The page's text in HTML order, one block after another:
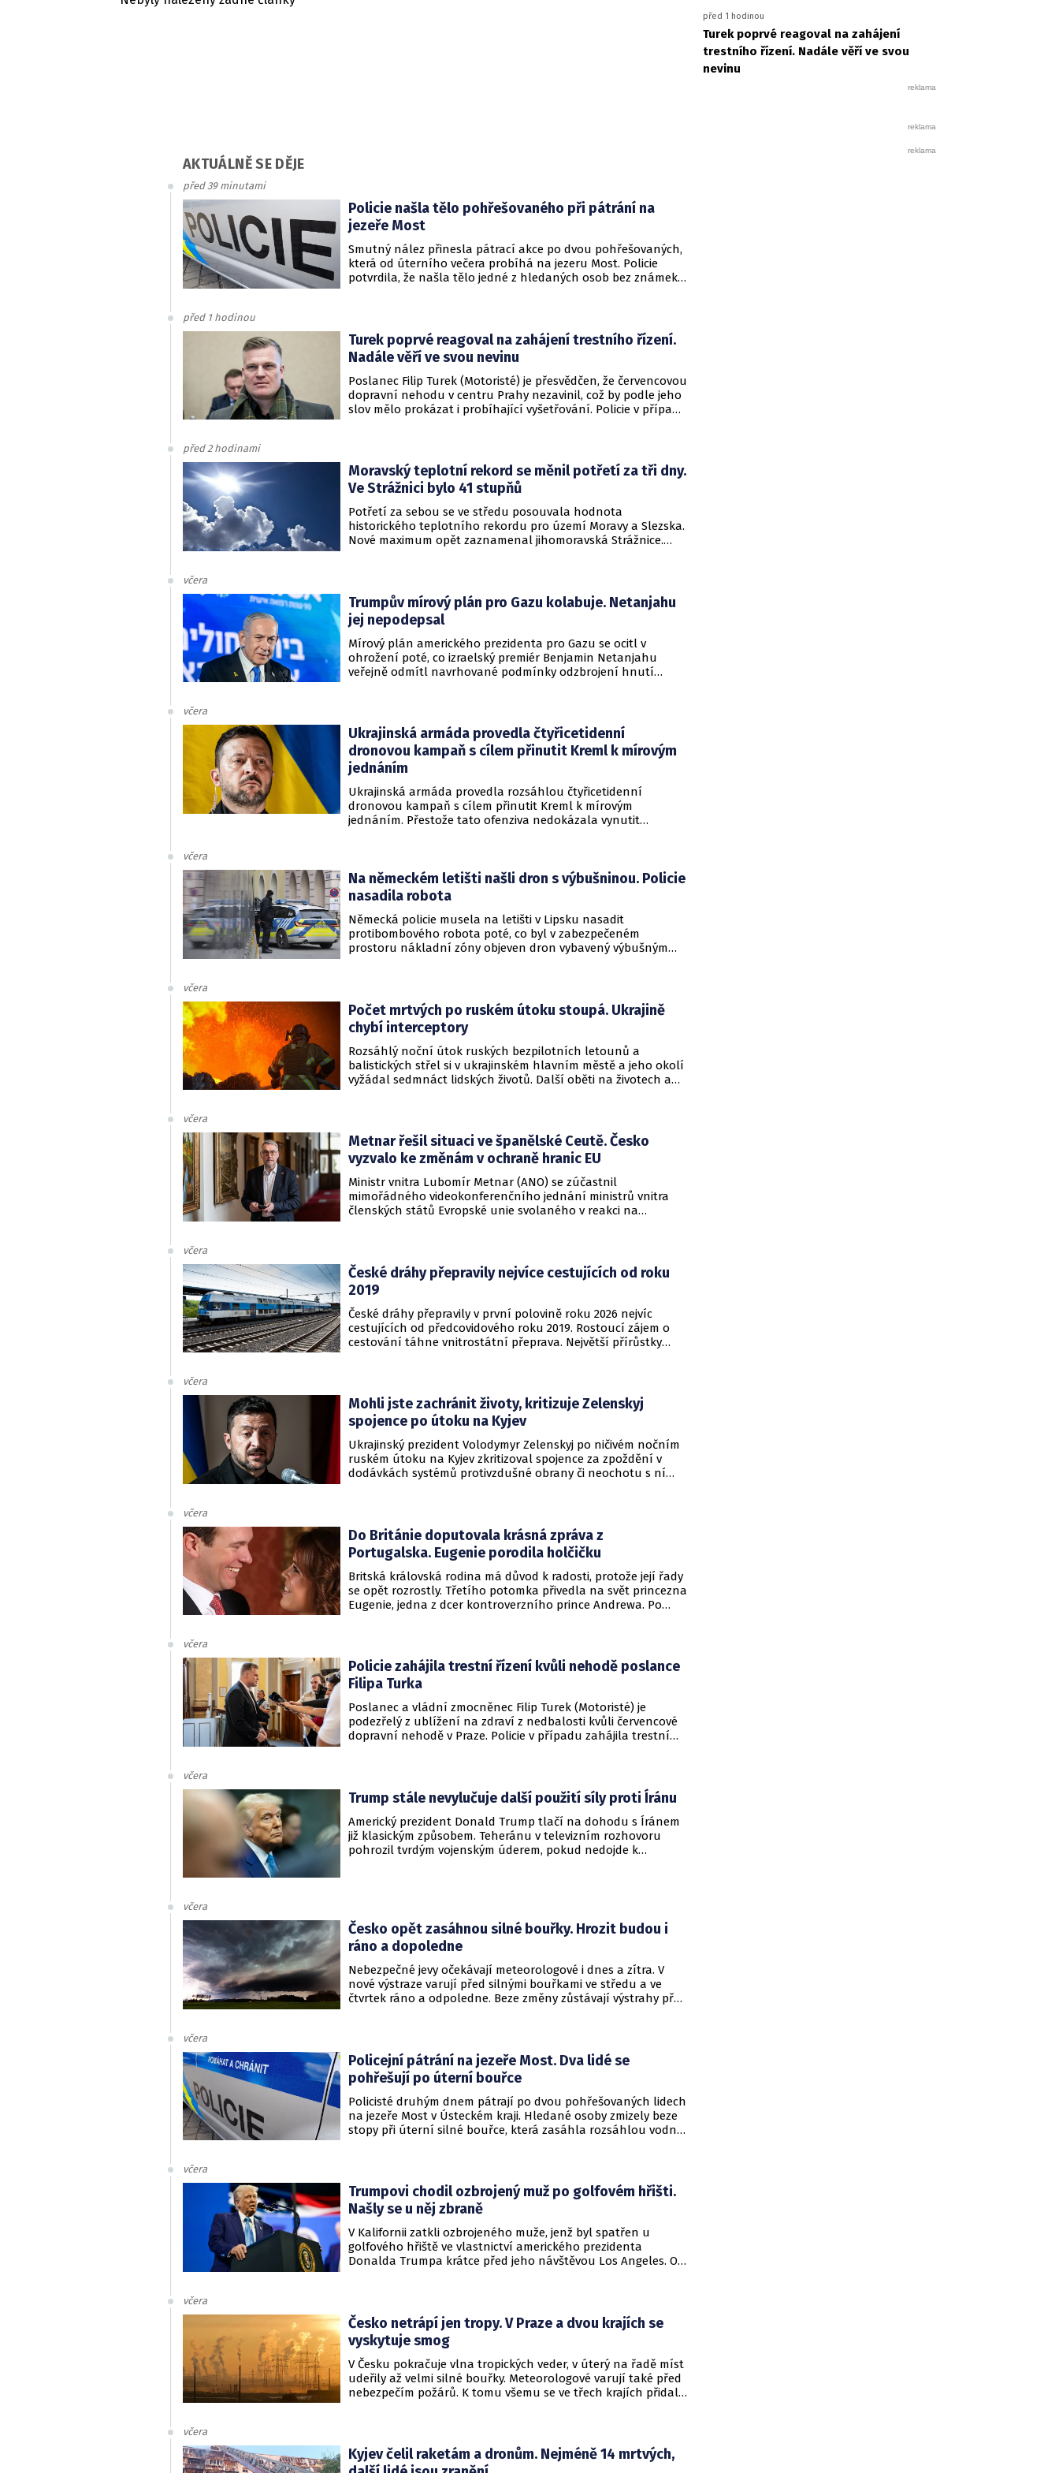
před 1 hodinou
Turek poprvé reagoval na zahájení
trestního řízení. Nadále věří ve svou
nevinu
AKTUÁLNĚ SE DĚJE
před 39 minutami
Policie našla tělo pohřešovaného při pátrání na
jezeře Most
Smutný nález přinesla pátrací akce po dvou pohřešovaných,
která od úterního večera probíhá na jezeru Most. Policie
potvrdila, že našla tělo jedné z hledaných osob bez známek
před 1 hodinou
Turek poprvé reagoval na zahájení trestního řízení.
Nadále věří ve svou nevinu
Poslanec Filip Turek (Motoristé) je přesvědčen, že červencovou
dopravní nehodu v centru Prahy nezavinil, což by podle jeho
slov mělo prokázat i probíhající vyšetřování. Policie v případu
před 2 hodinami
Moravský teplotní rekord se měnil potřetí za tři dny.
Ve Strážnici bylo 41 stupňů
Potřetí za sebou se ve středu posouvala hodnota
historického teplotního rekordu pro území Moravy a Slezska.
Nové maximum opět zaznamenal jihomoravská Strážnice.
včera
Trumpův mírový plán pro Gazu kolabuje. Netanjahu
jej nepodepsal
Mírový plán amerického prezidenta pro Gazu se ocitl v
ohrožení poté, co izraelský premiér Benjamin Netanjahu
veřejně odmítl navrhované podmínky odzbrojení hnutí
včera
Ukrajinská armáda provedla čtyřicetidenní
dronovou kampaň s cílem přinutit Kreml k mírovým
jednáním
Ukrajinská armáda provedla rozsáhlou čtyřicetidenní
dronovou kampaň s cílem přinutit Kreml k mírovým
jednáním. Přestože tato ofenziva nedokázala vynutit
včera
Na německém letišti našli dron s výbušninou. Policie
nasadila robota
Německá policie musela na letišti v Lipsku nasadit
protibombového robota poté, co byl v zabezpečeném
prostoru nákladní zóny objeven dron vybavený výbušným
včera
Počet mrtvých po ruském útoku stoupá. Ukrajině
chybí interceptory
Rozsáhlý noční útok ruských bezpilotních letounů a
balistických střel si v ukrajinském hlavním městě a jeho okolí
vyžádal sedmnáct lidských životů. Další oběti na životech a
včera
Metnar řešil situaci ve španělské Ceutě. Česko
vyzvalo ke změnám v ochraně hranic EU
Ministr vnitra Lubomír Metnar (ANO) se zúčastnil
mimořádného videokonferenčního jednání ministrů vnitra
členských států Evropské unie svolaného v reakci na
včera
České dráhy přepravily nejvíce cestujících od roku
2019
České dráhy přepravily v první polovině roku 2026 nejvíc
cestujících od předcovidového roku 2019. Rostoucí zájem o
cestování táhne vnitrostátní přeprava. Největší přírůstky
individuálním motorismem.
včera
Mohli jste zachránit životy, kritizuje Zelenskyj
spojence po útoku na Kyjev
Ukrajinský prezident Volodymyr Zelenskyj po ničivém nočním
ruském útoku na Kyjev zkritizoval spojence za zpoždění v
dodávkách systémů protivzdušné obrany či neochotu s ní
včera
Do Británie doputovala krásná zpráva z
Portugalska. Eugenie porodila holčičku
Britská královská rodina má důvod k radosti, protože její řady
se opět rozrostly. Třetího potomka přivedla na svět princezna
Eugenie, jedna z dcer kontroverzního prince Andrewa. Po
včera
Policie zahájila trestní řízení kvůli nehodě poslance
Filipa Turka
Poslanec a vládní zmocněnec Filip Turek (Motoristé) je
podezřelý z ublížení na zdraví z nedbalosti kvůli červencové
dopravní nehodě v Praze. Policie v případu zahájila trestní
včera
Trump stále nevylučuje další použití síly proti Íránu
Americký prezident Donald Trump tlačí na dohodu s Íránem
již klasickým způsobem. Teheránu v televizním rozhovoru
pohrozil tvrdým vojenským úderem, pokud nedojde k
včera
Česko opět zasáhnou silné bouřky. Hrozit budou i
ráno a dopoledne
Nebezpečné jevy očekávají meteorologové i dnes a zítra. V
nové výstraze varují před silnými bouřkami ve středu a ve
čtvrtek ráno a odpoledne. Beze změny zůstávají výstrahy před
včera
Policejní pátrání na jezeře Most. Dva lidé se
pohřešují po úterní bouřce
Policisté druhým dnem pátrají po dvou pohřešovaných lidech
na jezeře Most v Ústeckém kraji. Hledané osoby zmizely beze
stopy při úterní silné bouřce, která zasáhla rozsáhlou vodní
včera
Trumpovi chodil ozbrojený muž po golfovém hřišti.
Našly se u něj zbraně
V Kalifornii zatkli ozbrojeného muže, jenž byl spatřen u
golfového hřiště ve vlastnictví amerického prezidenta
Donalda Trumpa krátce před jeho návštěvou Los Angeles. O
včera
Česko netrápí jen tropy. V Praze a dvou krajích se
vyskytuje smog
V Česku pokračuje vlna tropických veder, v úterý na řadě míst
udeřily až velmi silné bouřky. Meteorologové varují také před
nebezpečím požárů. K tomu všemu se ve třech krajích přidal
včera
Kyjev čelil raketám a dronům. Nejméně 14 mrtvých,